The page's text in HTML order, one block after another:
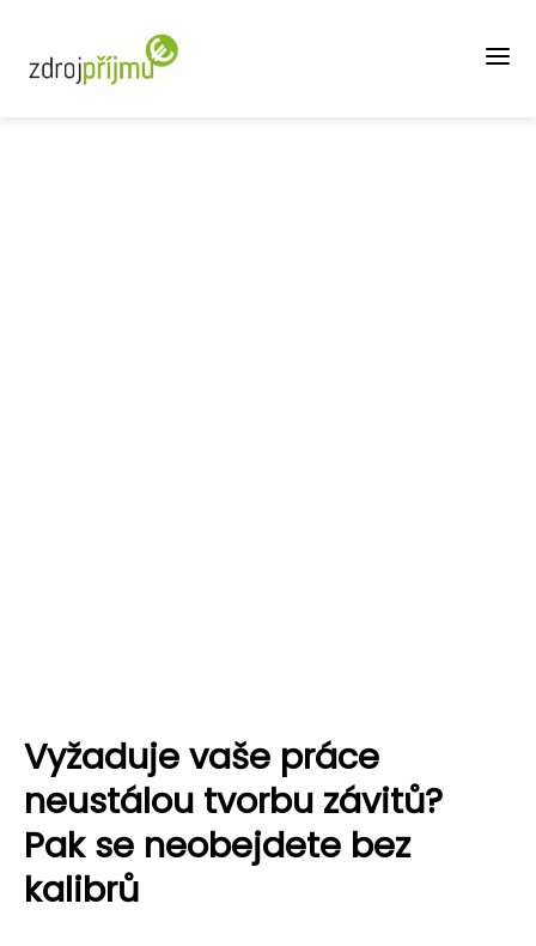
Vyžaduje vaše práce
neustálou tvorbu závitů?
Pak se neobejdete bez
kalibrů